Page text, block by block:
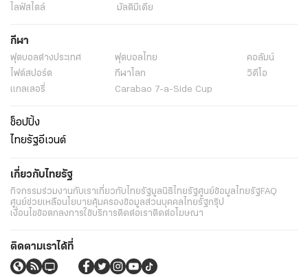
ไลฟ์สไตล์
มัลติมีเดีย
กีฬา
ฟุตบอลต่่างประเทศ ฟุตบอลไทย
คอลัมน์
ไฟต์สปอร์ต
กีฬาโลก
วิดีโอ
แกลเลอรี่
Carabao 7-a-Side Cup
ช็อปปิ้ง
ไทยรัฐอีเวนต์
เกี่ยวกับไทยรัฐ
กิจกรรมร่วมงานกับเราเกี่ยวกับไทยรัฐมูลนิธิไทยรัฐศูนย์ข้อมูลไทยรัฐFAQ
ศูนย์ช่วยเหลือนโยบายคุ้มครองข้อมูลส่วนบุคคลไทยรัฐกรุ๊ป
เงื่อนไขข้อตกลงการใช้บริการติดต่อเราติดต่อโฆษณา
ติดตามเราได้ที่